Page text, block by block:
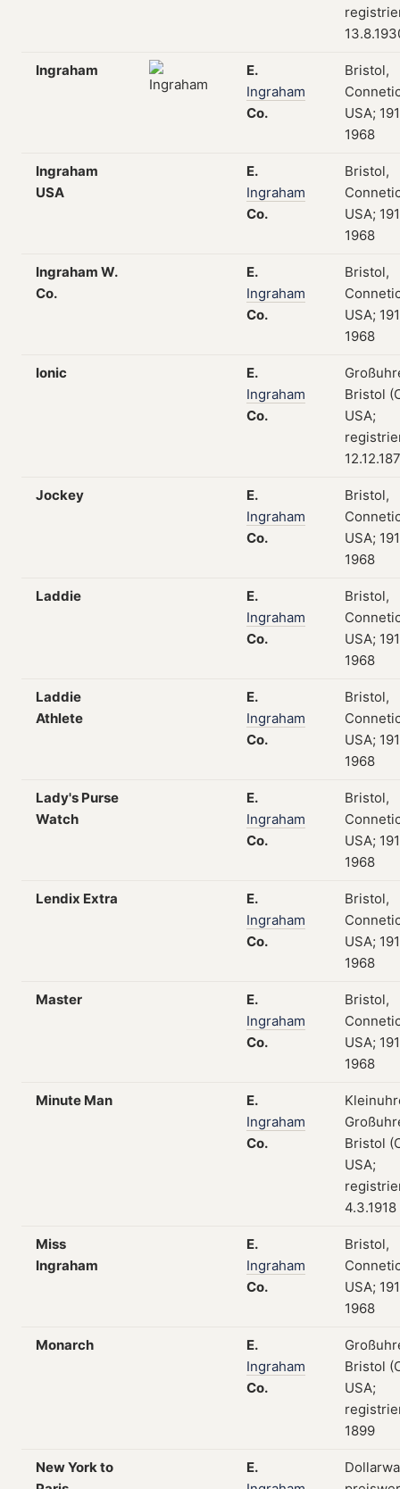
Ingraham
E.
Ingraham
Co.
Bristol,
USA;
1968
Ingraham
USA
E.
Ingraham
Co.
Bristol,
USA;
1968
Ingraham W.
Co.
E.
Ingraham
Co.
Bristol,
USA;
1968
Ionic
E.
Ingraham
Co.
Bristol
USA;
Jockey
E.
Ingraham
Co.
Bristol,
USA;
1968
Laddie
E.
Ingraham
Co.
Bristol,
USA;
1968
Laddie
Athlete
E.
Ingraham
Co.
Bristol,
USA;
1968
Lady's Purse
Watch
E.
Ingraham
Co.
Bristol,
USA;
1968
Lendix Extra
E.
Ingraham
Co.
Bristol,
USA;
1968
Master
E.
Ingraham
Co.
Bristol,
USA;
1968
Minute Man
E.
Ingraham
Co.
Bristol
USA;
4.3.1918
Miss
Ingraham
E.
Ingraham
Co.
Bristol,
USA;
1968
Monarch
E.
Ingraham
Co.
Bristol
USA;
1899
New York to
E.